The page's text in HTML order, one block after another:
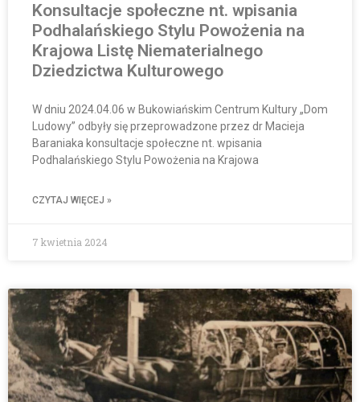
Konsultacje społeczne nt. wpisania
Podhalańskiego Stylu Powożenia na
Krajowa Listę Niematerialnego
Dziedzictwa Kulturowego
W dniu 2024.04.06 w Bukowiańskim Centrum Kultury „Dom
Ludowy” odbyły się przeprowadzone przez dr Macieja
Baraniaka konsultacje społeczne nt. wpisania
Podhalańskiego Stylu Powożenia na Krajowa
CZYTAJ WIĘCEJ »
7 kwietnia 2024